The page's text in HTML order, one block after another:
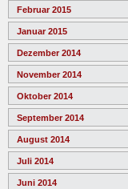
Februar 2015
Januar 2015
Dezember 2014
November 2014
Oktober 2014
September 2014
August 2014
Juli 2014
Juni 2014